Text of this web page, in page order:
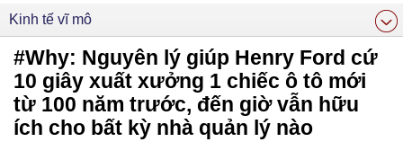
Kinh tế vĩ mô
#Why: Nguyên lý giúp Henry Ford cứ
10 giây xuất xưởng 1 chiếc ô tô mới
từ 100 năm trước, đến giờ vẫn hữu
ích cho bất kỳ nhà quản lý nào